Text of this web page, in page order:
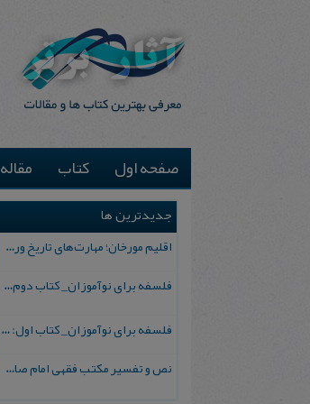
صفحه اول کتاب مقاله
جدیدترین ها
اقلیم مورخان؛ مهارت‌های تاریخ ورزی علمی
فلسفه برای نوآموزان_ کتاب دوم: پرسش درباره واقعیت و معرفت
فلسفه برای نوآموزان_ کتاب اول: تردید در باورهای رایج
نص و تفسیر مکتب فقهی امام صادق علیه السلام